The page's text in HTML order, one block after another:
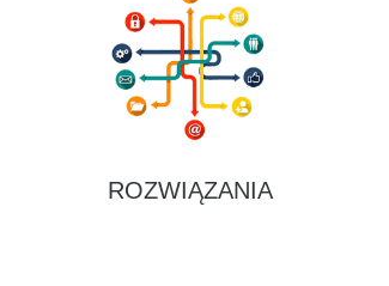
ROZWIĄZANIA